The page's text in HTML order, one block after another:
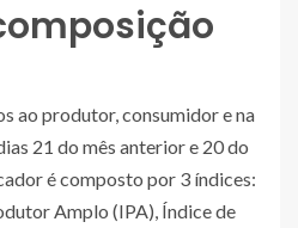
ao produtor, consumidor e na
21 do mês anterior e 20 do
é composto por 3 índices:
Amplo (IPA), Índice de